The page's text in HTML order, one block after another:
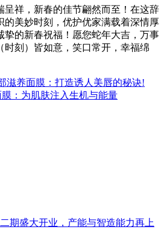
呈祥，新春的佳节翩然而至！在这辞
的美妙时刻，优护优家满载着深情厚
挚的新春祝福！愿您蛇年大吉，万事
时刻）皆如意，笑口常开，幸福绵
滋养面膜：打造诱人美唇的秘诀!
：为肌肤注入生机与能量
期盛大开业，产能与智造能力再上